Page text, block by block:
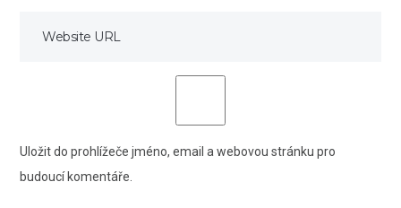
Uložit do prohlížeče jméno, email a webovou stránku pro
budoucí komentáře.